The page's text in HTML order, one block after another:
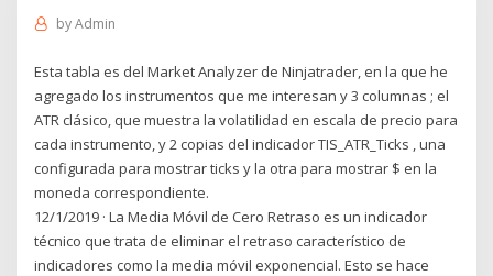
byAdmin
Esta tabla es del Market Analyzer de Ninjatrader, en la que he
agregado los instrumentos que me interesan y 3 columnas ; el
ATR clásico, que muestra la volatilidad en escala de precio para
cada instrumento, y 2 copias del indicador TIS_ATR_Ticks , una
configurada para mostrar ticks y la otra para mostrar $ en la
moneda correspondiente.
12/1/2019 · La Media Móvil de Cero Retraso es un indicador
técnico que trata de eliminar el retraso característico de
indicadores como la media móvil exponencial. Esto se hace